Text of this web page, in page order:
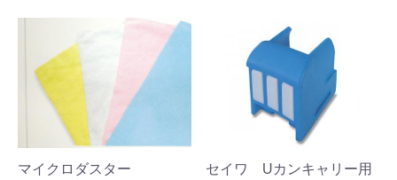
マイクロダスター
セイワ Uカンキャリー用